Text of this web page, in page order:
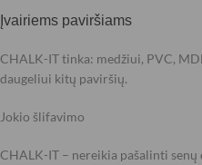
Įvairiems paviršiams
CHALK-IT tinka: medžiui, PVC,
daugeliui kitų paviršių.
Jokio šlifavimo
CHALK-IT – nereikia pašalinti